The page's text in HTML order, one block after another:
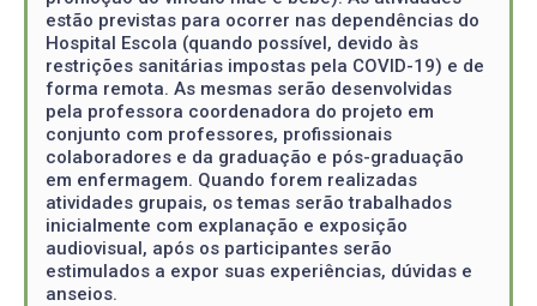
estão previstas para ocorrer nas dependências do
Hospital Escola (quando possível, devido às
restrições sanitárias impostas pela COVID-19) e de
forma remota. As mesmas serão desenvolvidas
pela professora coordenadora do projeto em
conjunto com professores, profissionais
colaboradores e da graduação e pós-graduação
em enfermagem. Quando forem realizadas
atividades grupais, os temas serão trabalhados
inicialmente com explanação e exposição
audiovisual, após os participantes serão
estimulados a expor suas experiências, dúvidas e
anseios.